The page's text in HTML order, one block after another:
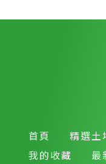
首頁 精選土
我的收藏
最